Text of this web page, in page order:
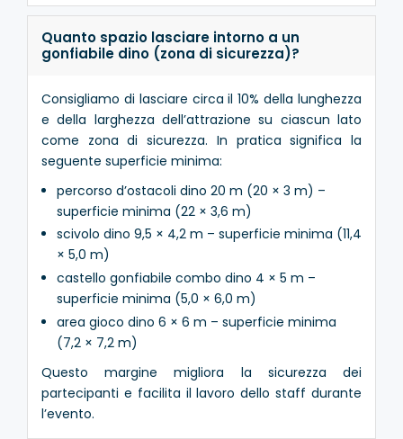
Quanto spazio lasciare intorno a un
gonfiabile dino (zona di sicurezza)?
Consigliamo di lasciare circa il 10% della lunghezza
e della larghezza dell’attrazione su ciascun lato
come zona di sicurezza. In pratica significa la
seguente superficie minima:
percorso d’ostacoli dino 20 m (20 × 3 m) –
superficie minima (22 × 3,6 m)
scivolo dino 9,5 × 4,2 m – superficie minima (11,4
× 5,0 m)
castello gonfiabile combo dino 4 × 5 m –
superficie minima (5,0 × 6,0 m)
area gioco dino 6 × 6 m – superficie minima
(7,2 × 7,2 m)
Questo margine migliora la sicurezza dei
partecipanti e facilita il lavoro dello staff durante
l’evento.